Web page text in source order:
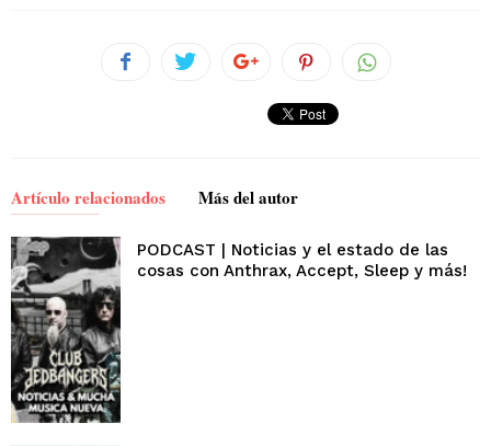
Artículo relacionados Más del autor
PODCAST | Noticias y el estado de las
cosas con Anthrax, Accept, Sleep y más!